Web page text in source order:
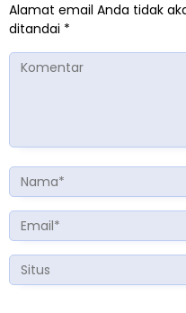
Alamat email Anda tidak
ditandai *